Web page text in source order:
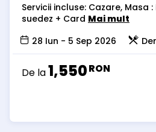
Servicii incluse: Cazare, Masa
suedez + Card Mai mult
28 Iun - 5 Sep 2026
De la1,550RON